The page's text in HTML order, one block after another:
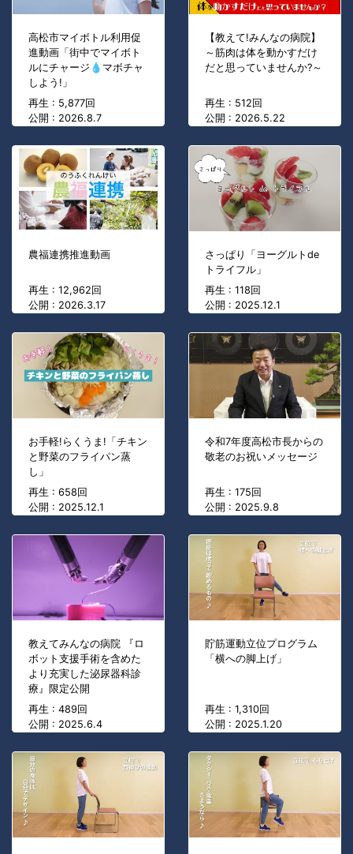
高松市マイボトル利用促
進動画「街中でマイボト
ルにチャージ💧マボチャ
しよう!」
再生 : 5,877回
公開 : 2026.8.7
【教えて!みんなの病院】
～筋肉は体を動かすだけ
だと思っていませんか?～
再生 : 512回
公開 : 2026.5.22
農福連携推進動画
再生 : 12,962回
公開 : 2026.3.17
さっぱり「ヨーグルトde
トライフル」
再生 : 118回
公開 : 2025.12.1
お手軽!らくうま!「チキン
と野菜のフライパン蒸
し」
再生 : 658回
公開 : 2025.12.1
令和7年度高松市長からの
敬老のお祝いメッセージ
再生 : 175回
公開 : 2025.9.8
教えてみんなの病院 『ロ
ボット支援手術を含めた
より充実した泌尿器科診
療』限定公開
再生 : 489回
公開 : 2025.6.4
貯筋運動立位プログラム
「横への脚上げ」
再生 : 1,310回
公開 : 2025.1.20